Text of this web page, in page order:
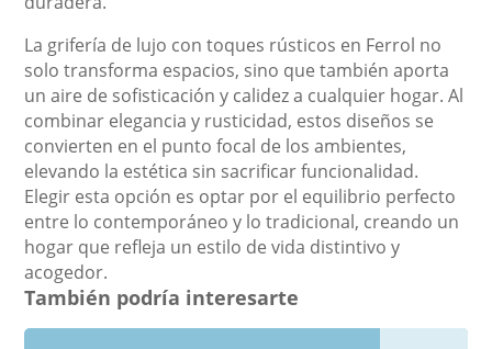
La grifería de lujo con toques rústicos en Ferrol no
solo transforma espacios, sino que también aporta
un aire de sofisticación y calidez a cualquier hogar. Al
combinar elegancia y rusticidad, estos diseños se
convierten en el punto focal de los ambientes,
elevando la estética sin sacrificar funcionalidad.
Elegir esta opción es optar por el equilibrio perfecto
entre lo contemporáneo y lo tradicional, creando un
hogar que refleja un estilo de vida distintivo y
acogedor.
También podría interesarte